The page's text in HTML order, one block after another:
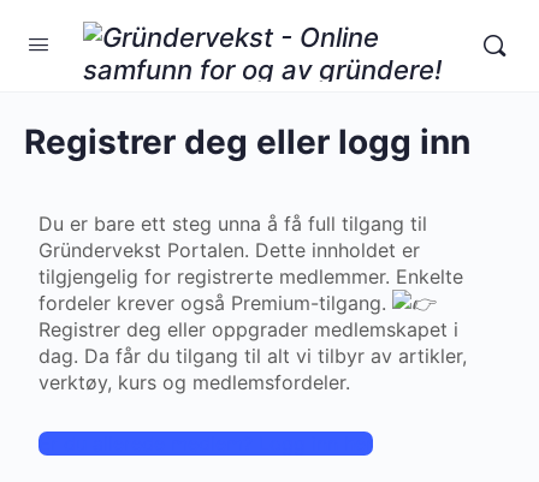
Registrer deg eller logg inn
Du er bare ett steg unna å få full tilgang til
Gründervekst Portalen. Dette innholdet er
tilgjengelig for registrerte medlemmer. Enkelte
fordeler krever også Premium-tilgang.
Registrer deg eller oppgrader medlemskapet i
dag. Da får du tilgang til alt vi tilbyr av artikler,
verktøy, kurs og medlemsfordeler.
Er du allerede medlem? Logg inn her